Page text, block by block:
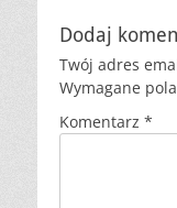
Dodaj
Twój adres
Wymagane
Komentarz *